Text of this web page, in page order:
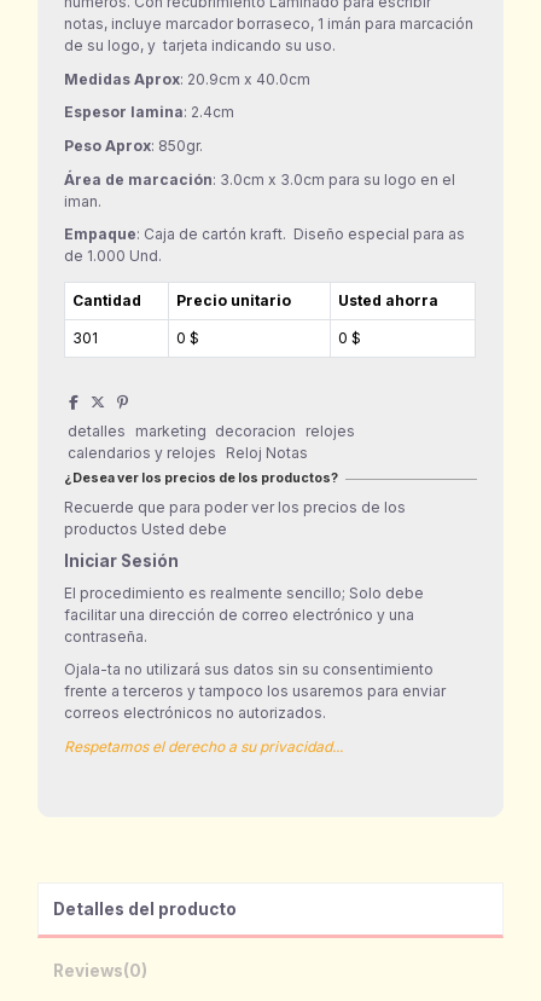
notas, incluye marcador borraseco, 1 imán para marcación
de su logo, y tarjeta indicando su uso.
Medidas Aprox: 20.9cm x 40.0cm
Espesor lamina: 2.4cm
Peso Aprox: 850gr.
Área de marcación: 3.0cm x 3.0cm para su logo en el
iman.
Empaque: Caja de cartón kraft. Diseño especial para as
de 1.000 Und.
Cantidad Precio unitario Usted ahorra
301 0 $ 0 $
detalles marketing decoracion
relojes
calendarios y relojes
Reloj Notas
¿Desea ver los precios de los productos?
Recuerde que para poder ver los precios de los
productos Usted debe
Iniciar Sesión
El procedimiento es realmente sencillo; Solo debe
facilitar una dirección de correo electrónico y una
contraseña.
Ojala-ta no utilizará sus datos sin su consentimiento
frente a terceros y tampoco los usaremos para enviar
correos electrónicos no autorizados.
Respetamos el derecho a su privacidad...
Detalles del producto
Reviews(0)